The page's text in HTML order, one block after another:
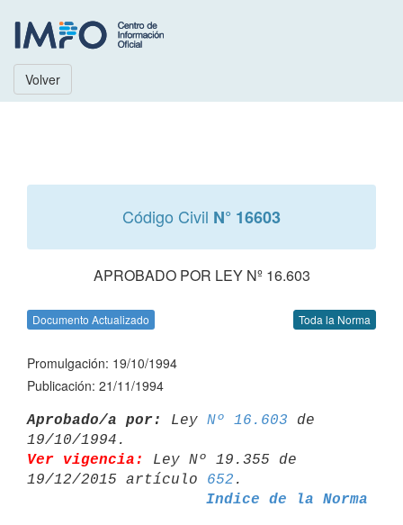
Volver
Código Civil N° 16603
APROBADO POR LEY Nº 16.603
Documento Actualizado Toda la Norma
Promulgación: 19/10/1994
Publicación: 21/11/1994
Aprobado/a por: Ley Nº 16.603 de
Ver vigencia:
Ley Nº 19.355 de
19/12/2015 artículo 652
Indice de la Norma